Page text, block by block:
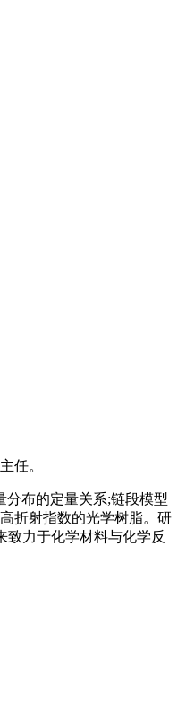
任。
布的定量关系;链段模型
折射指数的光学树脂。研
致力于化学材料与化学反